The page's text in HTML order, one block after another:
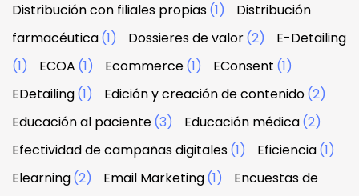
Distribución con filiales propias(1)
Distribución
farmacéutica(1) Dossieres de valor(2)
E-Detailing
(1)
ECOA (1) Ecommerce(1) EConsent (1)
EDetailing(1) Edición y creación de contenido(2)
Educación al paciente(3) Educación médica(2)
Efectividad de campañas digitales(1) Eficiencia(1)
Elearning(2) Email Marketing(1)
Encuestas de